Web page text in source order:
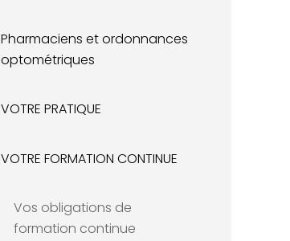
Pharmaciens et ordonnances
optométriques
VOTRE PRATIQUE
VOTRE FORMATION CONTINUE
Vos obligations de
formation continue